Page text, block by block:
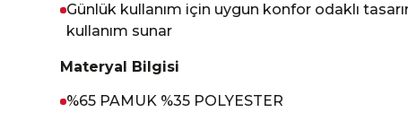
Günlük kullanım için uygun konfor odaklı
kullanım sunar
Materyal Bilgisi
%65 PAMUK %35 POLYESTER